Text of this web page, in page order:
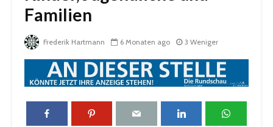
Familien
Frederik Hartmann 6 Monaten ago 3 Weniger